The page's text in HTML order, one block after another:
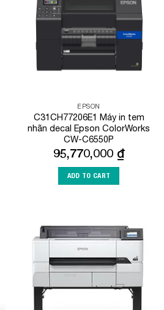
EPSON
C31CH77206E1 Máy in tem
nhãn decal Epson ColorWorks
CW-C6550P
95,770,000 ₫
ADD TO CART
Add to